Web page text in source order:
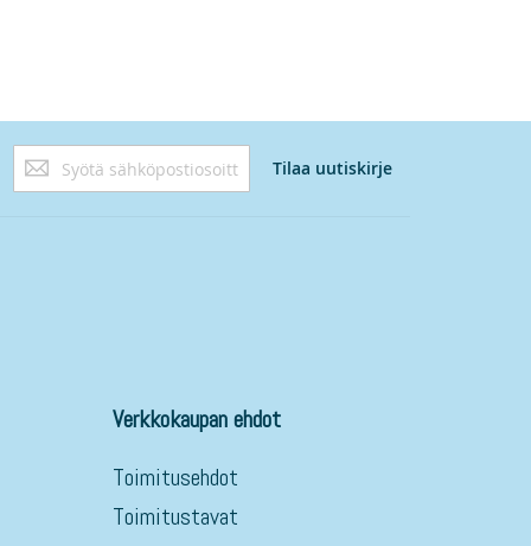
Tilaa
uutiskirjeemme:
Tilaa uutiskirje
Verkkokaupan ehdot
Toimitusehdot
Toimitustavat